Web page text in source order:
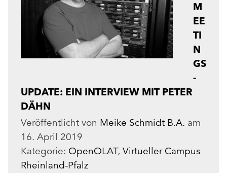
M
EE
TI
N
GS
-
UPDATE: EIN INTERVIEW MIT PETER
DÄHN
Veröffentlicht von Meike Schmidt B.A. am
16. April 2019
Kategorie: OpenOLAT, Virtueller Campus
Rheinland-Pfalz